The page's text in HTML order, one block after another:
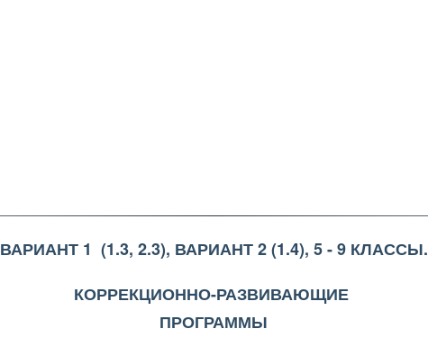
ВАРИАНТ 1  (1.3, 2.3), ВАРИАНТ 2 (1.4), 5 - 9 КЛАССЫ.
КОРРЕКЦИОННО-РАЗВИВАЮЩИЕ
ПРОГРАММЫ